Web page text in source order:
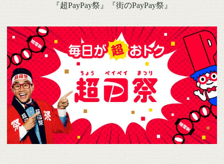
『超PayPay祭』『街のPayPay祭』